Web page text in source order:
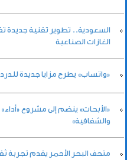
السعودية.. تطوير تقنية جديدة
الغازات الصناعية
«واتساب» يطرح مزايا جديدة
«الأبحاث» ينضم إلى مشروع
والشفافية»
متحف البحر الأحمر يقدم تجربة